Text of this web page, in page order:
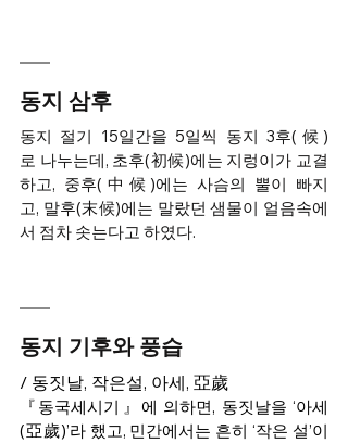
동지 삼후
동지 절기 15일간을 5일씩 동지 3후(候)
로 나누는데, 초후(初候)에는 지렁이가 교결
하고, 중후(中候)에는 사슴의 뿔이 빠지
고, 말후(末候)에는 말랐던 샘물이 얼음속에
서 점차 솟는다고 하였다.
동지 기후와 풍습
/ 동짓날, 작은설, 아세, 亞歲
『동국세시기』에 의하면, 동짓날을 ‘아세
(亞歲)’라 했고, 민간에서는 흔히 ‘작은 설’이